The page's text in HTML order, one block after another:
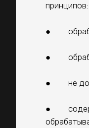
принципов:
●
●
● не
●